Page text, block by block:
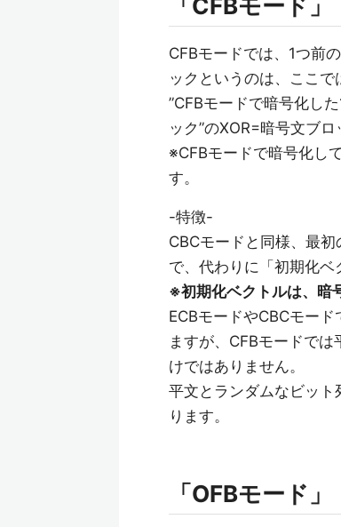
「CFBモード」
CFBモードでは、1つ前
ックというのは、ここで
”CFBモードで暗号化し
ック”のXOR=暗号文ブロ
※CFBモードで暗号化し
す。
-特徴-
CBCモードと同様、最
で、代わりに「初期化ベ
※初期化ベクトルは、暗
ECBモードやCBCモー
ますが、CFBモードで
けではありません。
平文とランダムなビット
ります。
「OFBモード」